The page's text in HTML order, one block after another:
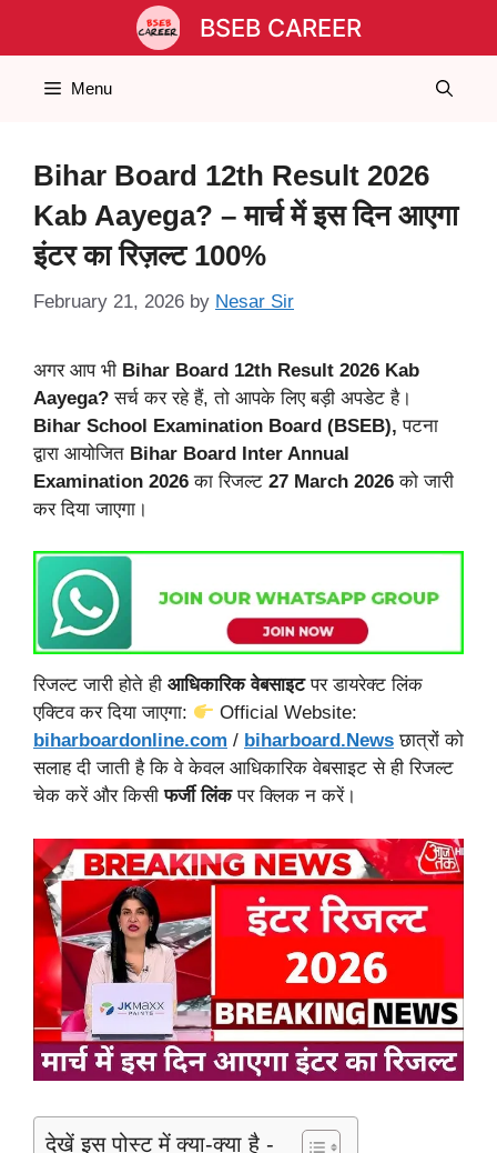
BSEB CAREER
Menu
Bihar Board 12th Result 2026
Kab Aayega? – मार्च में इस दिन आएगा
इंटर का रिज़ल्ट 100%
February 21, 2026 by Nesar Sir
अगर आप भी Bihar Board 12th Result 2026 Kab
Aayega? सर्च कर रहे हैं, तो आपके लिए बड़ी अपडेट है।
Bihar School Examination Board (BSEB), पटना
द्वारा आयोजित Bihar Board Inter Annual
Examination 2026 का रिजल्ट 27 March 2026 को जारी
कर दिया जाएगा।
रिजल्ट जारी होते ही आधिकारिक वेबसाइटपर डायरेक्ट लिंक
एक्टिव कर दिया जाएगा:
Official Website:
biharboardonline.com / biharboard.News छात्रों को
सलाह दी जाती है कि वे केवल आधिकारिक वेबसाइट से ही रिजल्ट
चेक करें और किसीफर्जी लिंकपर क्लिक न करें।
देखें इस पोस्ट में क्या-क्या है -